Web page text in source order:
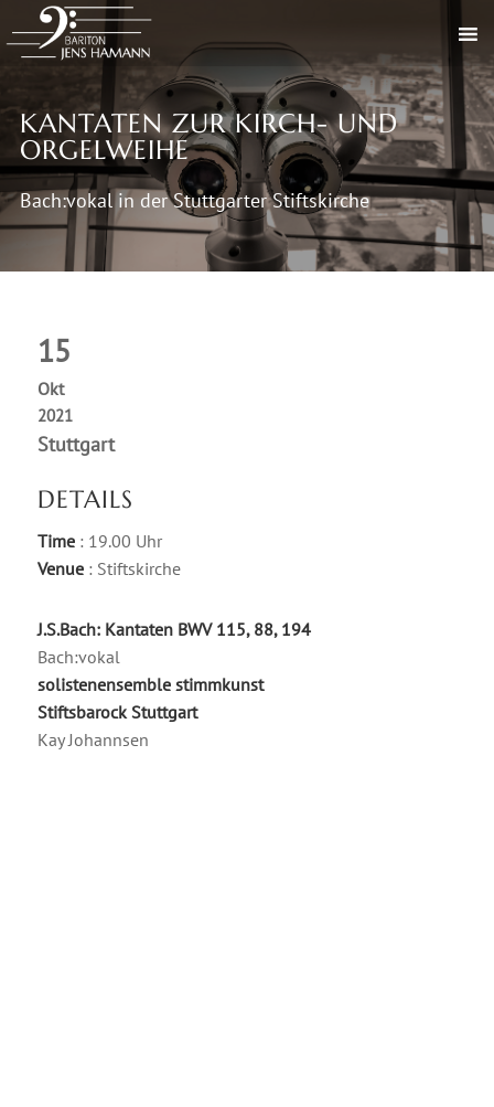
KANTATEN ZUR KIRCH- UND
ORGELWEIHE
Bach:vokal in der Stuttgarter Stiftskirche
15
Okt
2021
Stuttgart
DETAILS
Time : 19.00 Uhr
Venue : Stiftskirche
J.S.Bach: Kantaten BWV 115, 88, 194
Bach:vokal
solistenensemble stimmkunst
Stiftsbarock Stuttgart
Kay Johannsen